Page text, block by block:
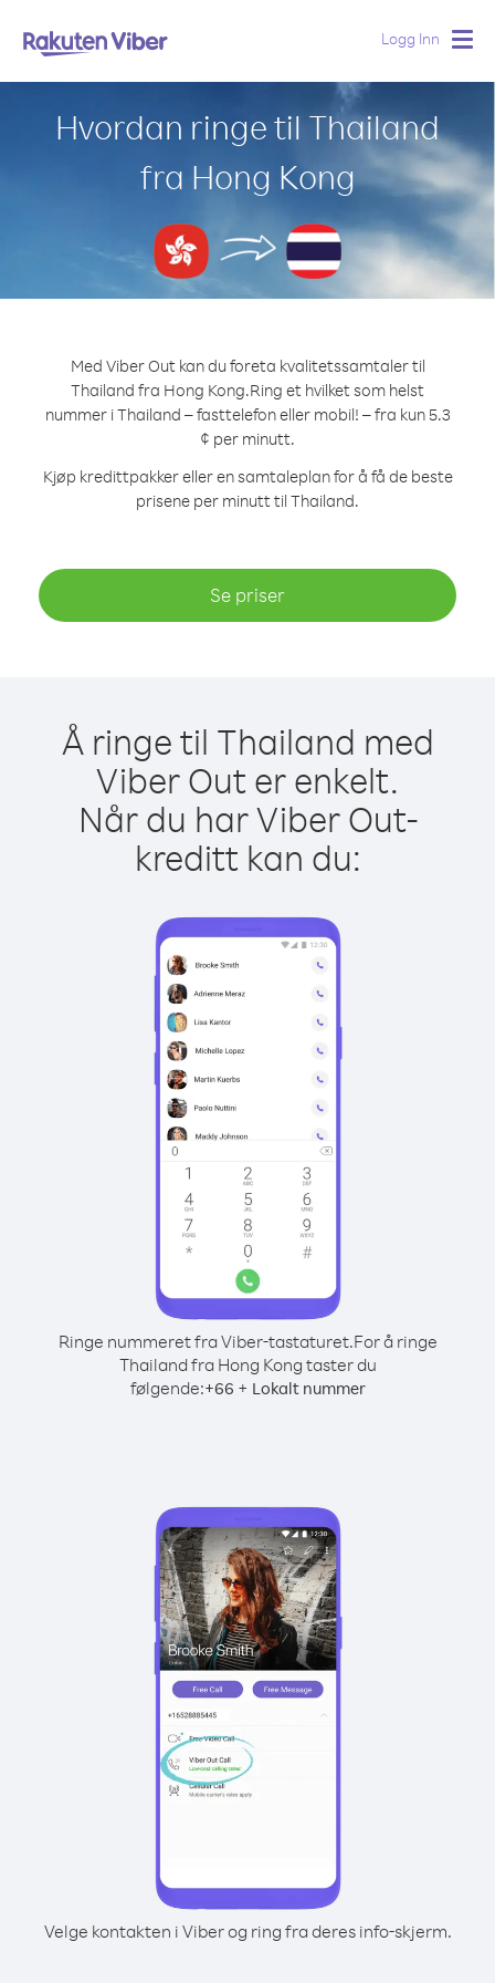
Logg Inn
Hvordan ringe til Thailand
fra Hong Kong
Med Viber Out kan du foreta kvalitetssamtaler til
Thailand fra Hong Kong.Ring et hvilket som helst
nummer i Thailand – fasttelefon eller mobil! – fra kun 5.3
¢ per minutt.
Kjøp kredittpakker eller en samtaleplan for å få de beste
prisene per minutt til Thailand.
Se priser
Å ringe til Thailand med
Viber Out er enkelt.
Når du har Viber Out-
kreditt kan du:
Ringe nummeret fra Viber-tastaturet.For å ringe
Thailand fra Hong Kong taster du
følgende:+66 + Lokalt nummer
Velge kontakten i Viber og ring fra deres info-skjerm.